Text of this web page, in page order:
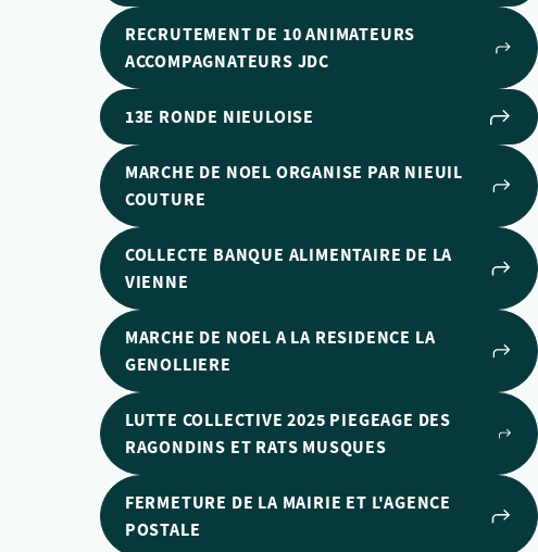
RECRUTEMENT DE 10 ANIMATEURS
ACCOMPAGNATEURS JDC
13E RONDE NIEULOISE
MARCHE DE NOEL ORGANISE PAR NIEUIL
COUTURE
COLLECTE BANQUE ALIMENTAIRE DE LA
VIENNE
MARCHE DE NOEL A LA RESIDENCE LA
GENOLLIERE
LUTTE COLLECTIVE 2025 PIEGEAGE DES
RAGONDINS ET RATS MUSQUES
FERMETURE DE LA MAIRIE ET L'AGENCE
POSTALE